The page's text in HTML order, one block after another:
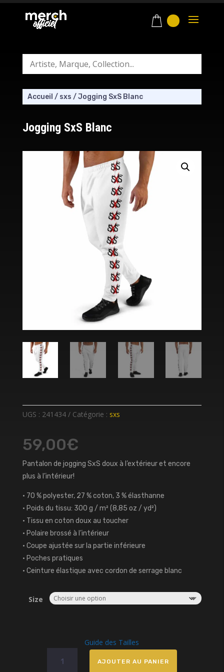
Accueil / sxs /Jogging SxS Blanc
Jogging SxS Blanc
UGS : 241434 Catégorie : sxs
59,00€
Pantalon de jogging SxS doux à l’extérieur et encore
plus à l’intérieur!
• 70 % polyester, 27 % coton, 3 % élasthanne
• Poids du tissu: 300 g / m² (8,85 oz / yd²)
• Tissu en coton doux au toucher
• Polaire brossé à l’intérieur
• Coupe ajustée sur la partie inférieure
• Poches pratiques
• Ceinture élastique avec cordon de serrage blanc
Size
Guide des Tailles
AJOUTER AU PANIER